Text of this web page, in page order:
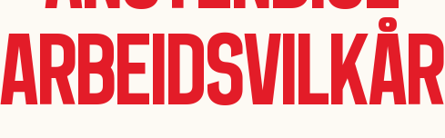
arbeidsvilkår